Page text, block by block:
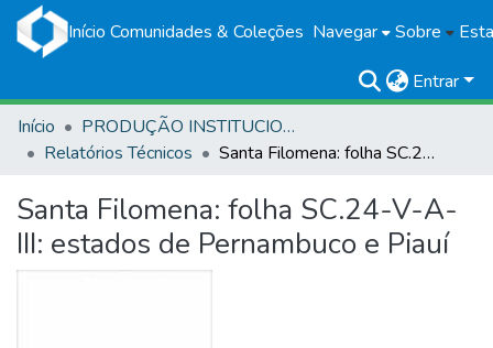
Início Comunidades & Coleções Navegar Sobre
Entrar
Início
PRODUÇÃO INSTITUCIONAL
Relatórios Técnicos
Santa Filomena: folha SC.24-V-A-III: estados de Pernambuco e Piauí
Santa Filomena: folha SC.24-V-A-
III: estados de Pernambuco e Piauí